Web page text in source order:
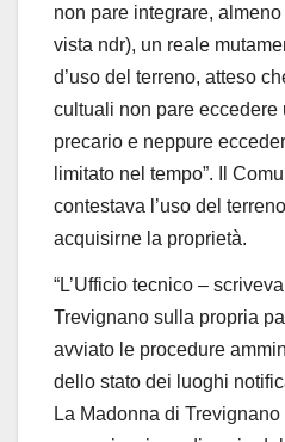
non pare integrare,
vista ndr), un reale
d’uso del terreno, atteso
cultuali non pare eccedere
precario e neppure
limitato nel tempo”. Il
contestava l’uso del
acquisirne la proprietà.
“L’Ufficio tecnico –
Trevignano sulla propria
avviato le procedure
dello stato dei luoghi
La Madonna di